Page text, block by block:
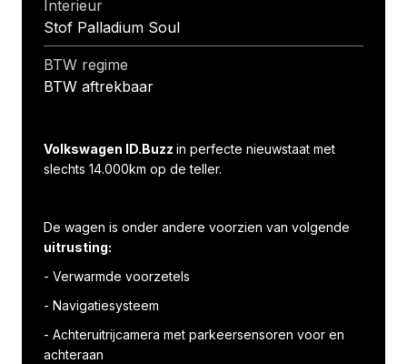
Interieur
Stof Palladium Soul
BTW regime
BTW aftrekbaar
Volkswagen ID.Buzz in perfecte nieuwstaat met
slechts 14.000km op de teller.
De wagen is onder andere voorzien van volgende
uitrusting:
- Verwarmde voorzetels
- Navigatiesysteem
- Achteruitrijcamera met parkeersensoren voor en
achteraan